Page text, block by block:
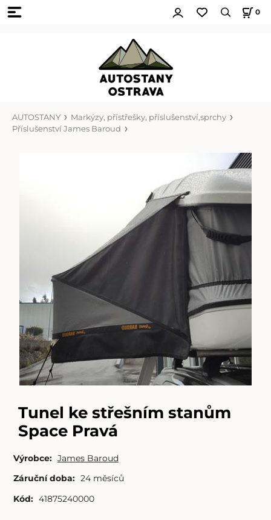
0
AUTOSTANY
Markýzy, přístřešky, příslušenství,sprchy
Příslušenství James Baroud
Tunel ke střešním stanům
Space Pravá
Výrobce: James Baroud
Záruční doba: 24 měsíců
Kód: 41875240000